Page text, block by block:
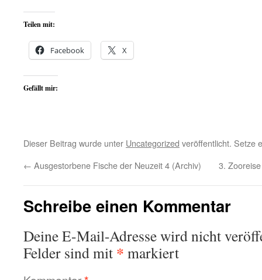
Teilen mit:
Facebook X
Gefällt mir:
Dieser Beitrag wurde unter Uncategorized veröffentlicht. Setze
← Ausgestorbene Fische der Neuzeit 4 (Archiv) 3.
Schreibe einen Kommentar
Deine E-Mail-Adresse wird nicht
Felder sind mit * markiert